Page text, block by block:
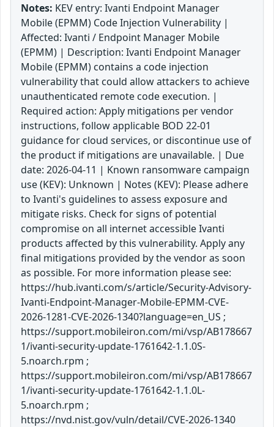
Notes: KEV entry: Ivanti Endpoint Manager
Mobile (EPMM) Code Injection Vulnerability |
Affected: Ivanti / Endpoint Manager Mobile
(EPMM) | Description: Ivanti Endpoint Manager
Mobile (EPMM) contains a code injection
vulnerability that could allow attackers to achieve
unauthenticated remote code execution. |
Required action: Apply mitigations per vendor
instructions, follow applicable BOD 22-01
guidance for cloud services, or discontinue use of
the product if mitigations are unavailable. | Due
date: 2026-04-11 | Known ransomware campaign
use (KEV): Unknown | Notes (KEV): Please adhere
to Ivanti's guidelines to assess exposure and
mitigate risks. Check for signs of potential
compromise on all internet accessible Ivanti
products affected by this vulnerability. Apply any
final mitigations provided by the vendor as soon
as possible. For more information please see:
https://hub.ivanti.com/s/article/Security-Advisory-
Ivanti-Endpoint-Manager-Mobile-EPMM-CVE-
2026-1281-CVE-2026-1340?language=en_US ;
https://support.mobileiron.com/mi/vsp/AB178667
1/ivanti-security-update-1761642-1.1.0S-
5.noarch.rpm ;
https://support.mobileiron.com/mi/vsp/AB178667
1/ivanti-security-update-1761642-1.1.0L-
5.noarch.rpm ;
https://nvd.nist.gov/vuln/detail/CVE-2026-1340